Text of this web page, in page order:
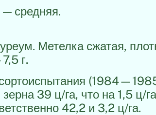
— средняя.
Метелка сжатая,
г.
(1984—1985
39 ц/га, что на 1,5 ц/
42,2 и 3,2 ц/га.